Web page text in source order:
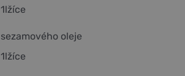
1lžíce
sezamového oleje
1lžíce